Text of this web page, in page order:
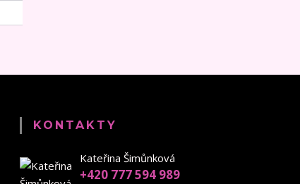
KONTAKTY
Kateřina Šimůnková
+420 777 594 989